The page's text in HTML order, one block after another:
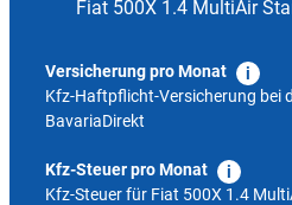
Fiat 500X 1.4 MultiAir
Versicherung pro Monat
Kfz-Haftpflicht-Versicherung bei
BavariaDirekt
Kfz-Steuer pro Monat
Kfz-Steuer für Fiat 500X 1.4